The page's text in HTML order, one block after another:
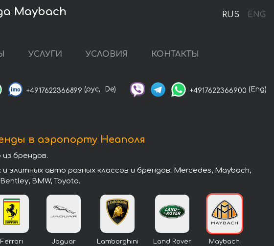
RUS ENG
Maybach
УСЛУГИ УСЛОВИЯ КОНТАКТЫ
+4917622366899 (рус, De) +4917622366900 (Eng)
в аэропорту Неаполя
брендов.
авто разных классов и брендов: Mercedes, Maybach,
BMW, Toyota.
Ferrari Jaguar Lamborghini Land Rover Maybach